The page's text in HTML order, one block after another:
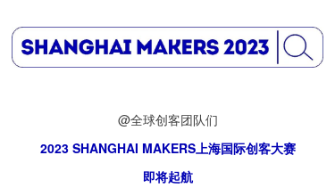
@全球创客团队们
2023 SHANGHAI MAKERS上海国际创客大赛
即将起航